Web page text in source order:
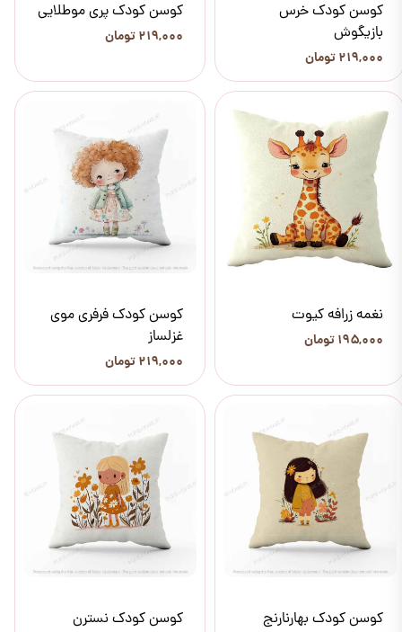
کوسن کودک خرس
بازیگوش
۲۱۹,۰۰۰ تومان
کوسن کودک پری موطلایی
۲۱۹,۰۰۰ تومان
نغمه زرافه کیوت
۱۹۵,۰۰۰ تومان
کوسن کودک فرفری موی
غزلساز
۲۱۹,۰۰۰ تومان
کوسن کودک بهارنارنج کوسن کودک نسترن